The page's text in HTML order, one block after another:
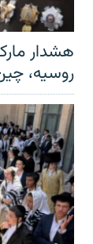
هشدار
روسیه،